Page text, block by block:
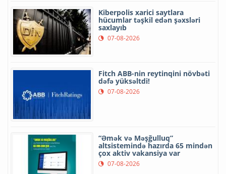
Kiberpolis xarici saytlara
hücumlar təşkil edən şəxsləri
saxlayıb
07-08-2026
Fitch ABB-nin reytinqini növbəti
dəfə yüksəltdi!
07-08-2026
“Əmək və Məşğulluq”
altsistemində hazırda 65 mindən
çox aktiv vakansiya var
07-08-2026